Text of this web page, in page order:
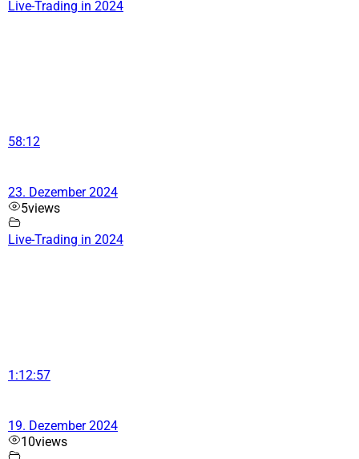
Live-Trading in 2024
58:12
23. Dezember 2024
5views
Live-Trading in 2024
1:12:57
19. Dezember 2024
10views